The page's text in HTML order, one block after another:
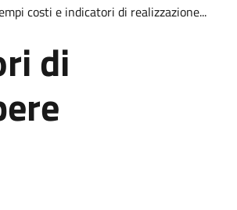
costi e indicatori di realizzazione...
di